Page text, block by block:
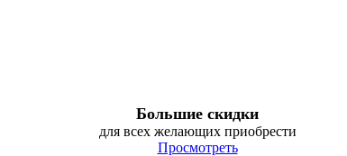
Большие скидки
для всех желающих приобрести
Просмотреть